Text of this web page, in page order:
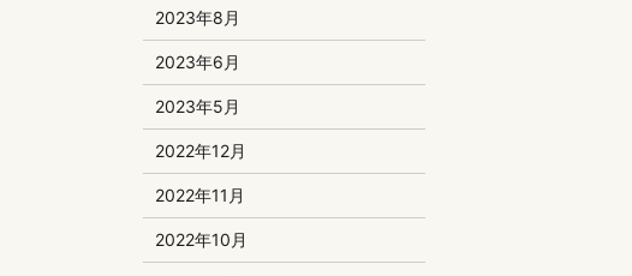
2023年8月
2023年6月
2023年5月
2022年12月
2022年11月
2022年10月